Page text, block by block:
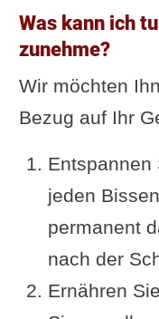
Was kann ich
zunehme?
Wir möchten
Bezug auf Ihr
Entspannen
jeden
permanent
nach der
Ernähren